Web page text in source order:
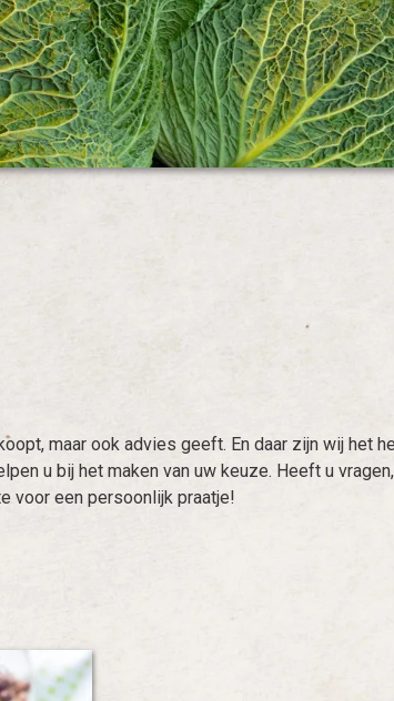
maar ook advies geeft. En daar zijn wij het
u bij het maken van uw keuze. Heeft u
voor een persoonlijk praatje!